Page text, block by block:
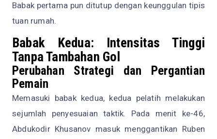
Babak pertama pun ditutup dengan keunggulan tipis
tuan rumah.
Babak Kedua: Intensitas Tinggi
Tanpa Tambahan Gol
Perubahan Strategi dan Pergantian
Pemain
Memasuki babak kedua, kedua pelatih melakukan
sejumlah penyesuaian taktik. Pada menit ke-46,
Abdukodir Khusanov masuk menggantikan Ruben